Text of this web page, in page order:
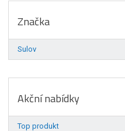
Značka
Sulov
Akční nabídky
Top produkt